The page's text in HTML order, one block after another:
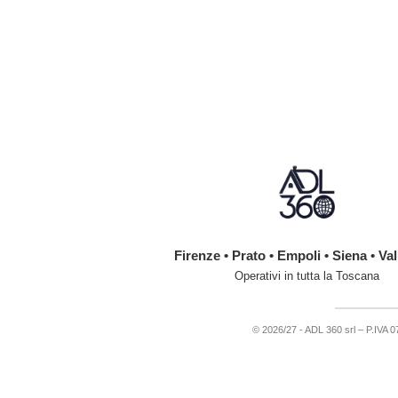
Firenze • Prato • Empoli • Siena •
Operativi in tutta la Toscana
© 2026/27 - ADL 360 srl – P.IVA